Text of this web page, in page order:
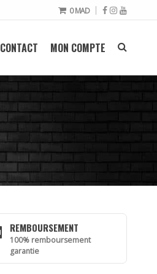
0MAD
CONTACT MON COMPTE
REMBOURSEMENT
100% remboursement
garantie